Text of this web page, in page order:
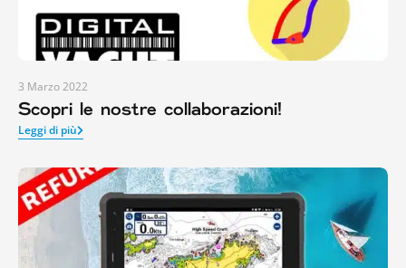
3 Marzo 2022
Scopri le nostre collaborazioni!
Leggi di più